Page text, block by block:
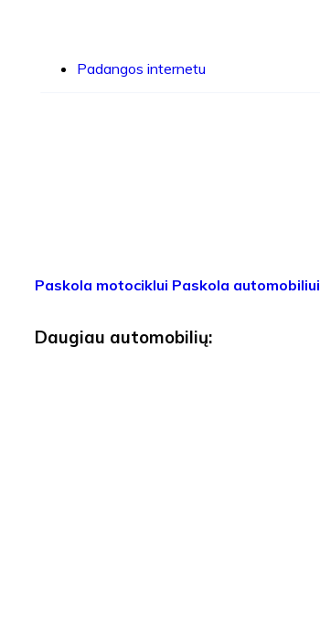
Padangos internetu
Paskola motociklui Paskola automobiliui
Daugiau automobilių: